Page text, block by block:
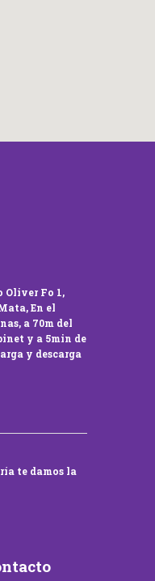
Oliver Fo 1,
En el
a 70m del
y a 5min de
y descarga
te damos la